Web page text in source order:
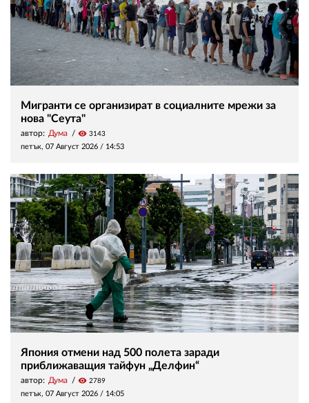
Мигранти се организират в социалните мрежи за
нова "Сеута"
автор: Дума visibility 3143
петък, 07 Август 2026 / 14:53
Япония отмени над 500 полета заради
приближаващия тайфун „Делфин“
автор: Дума visibility 2789
петък, 07 Август 2026 / 14:05